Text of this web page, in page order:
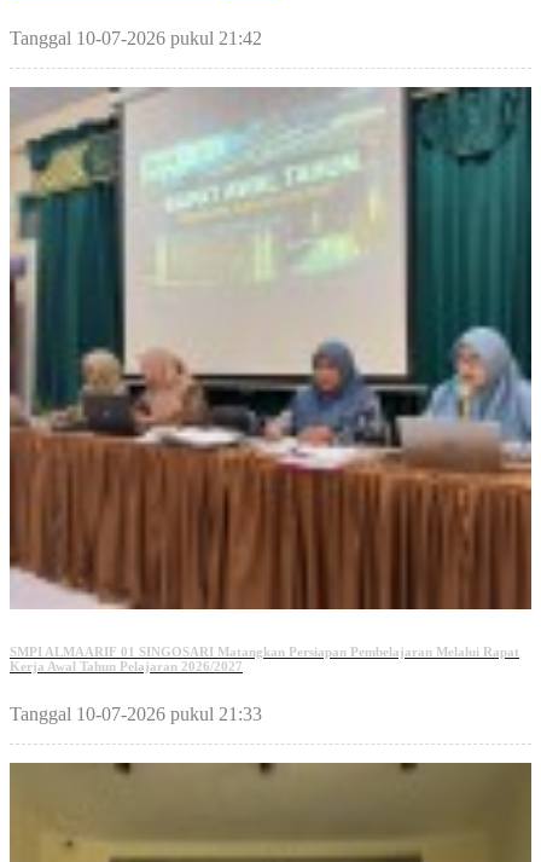
Tanggal 10-07-2026 pukul 21:42
SMPI ALMAARIF 01 SINGOSARI Matangkan Persiapan Pembelajaran Melalui Rapat
Kerja Awal Tahun Pelajaran 2026/2027
Tanggal 10-07-2026 pukul 21:33